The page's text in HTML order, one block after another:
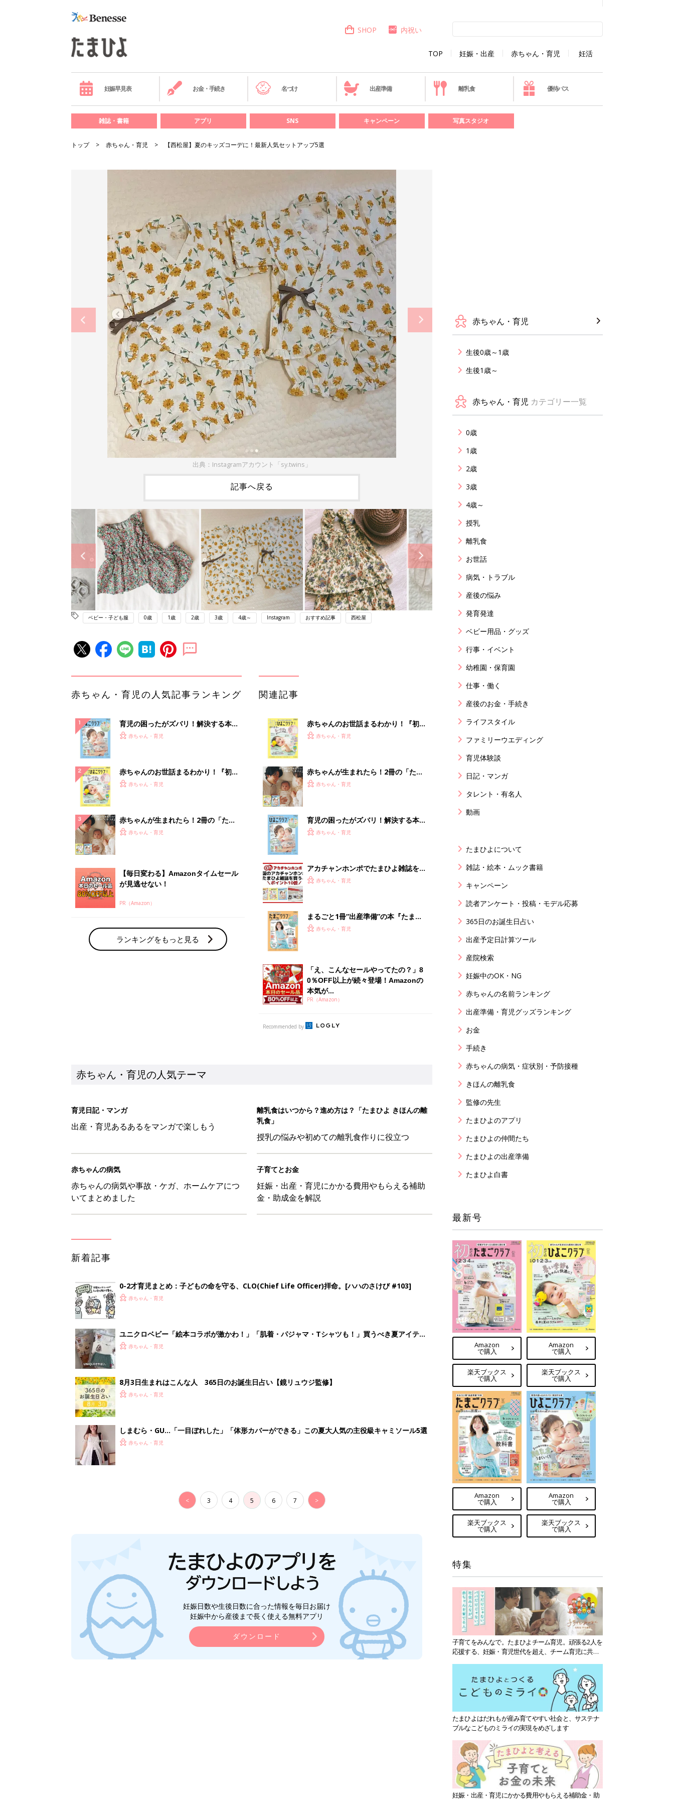
TOP 妊娠・出産 赤ちゃん・育児 妊活
SHOP 内祝い
妊娠早見表 お金・手続き 名づけ 出産準備 離乳食 優待パス
雑誌・書籍 アプリ SNS キャンペーン 写真スタジオ
トップ 赤ちゃん・育児 【西松屋】夏のキッズコーデに！最新人気セットアップ5選
出典：Instagramアカウント「sy.twins」
記事へ戻る
ベビー・子ども服 0歳 1歳 2歳 3歳 4歳～ Instagram おすすめ記事 西松屋
赤ちゃん・育児の人気記事ランキング
育児の困ったがズバリ！解決する本
『ひよこクラブ 夏号』 4カ月～2才
赤ちゃん・育児
赤ちゃんのお世話まるわかり！『初め
てのひよこクラブ 夏号』〈巻頭大特
赤ちゃん・育児
赤ちゃんが生まれたら！2冊の「たま
ひよ」
赤ちゃん・育児
【毎日変わる】Amazonタイムセール
が見逃せない！
PR（Amazon）
ランキングをもっと見る
関連記事
赤ちゃんのお世話まるわかり！『初め
てのひよこクラブ 夏号』〈巻頭大特
赤ちゃん・育児
赤ちゃんが生まれたら！2冊の「たま
ひよ」
赤ちゃん・育児
育児の困ったがズバリ！解決する本
『ひよこクラブ 夏号』 4カ月～2才
赤ちゃん・育児
アカチャンホンポでたまひよ雑誌を買
うとポイント10倍【期間限定】
赤ちゃん・育児
まるごと1冊“出産準備”の本『たまご
クラブ 夏号』〈スペシャル大特集〉
赤ちゃん・育児
「え、こんなセールやってたの？」8
0％OFF以上が続々登場！Amazonの
本気が...
PR（Amazon）
Recommended by
赤ちゃん・育児の人気テーマ
育児日記・マンガ
出産・育児あるあるをマンガで楽しもう
離乳食はいつから？進め方は？「たまひよ きほんの離
乳食」
授乳の悩みや初めての離乳食作りに役立つ
赤ちゃんの病気
赤ちゃんの病気や事故・ケガ、ホームケアにつ
いてまとめました
子育てとお金
妊娠・出産・育児にかかる費用やもらえる補助
金・助成金を解説
新着記事
0-2才育児まとめ：子どもの命を守る、CLO(Chief Life Officer)拝命。[ハハのさけび #103]
赤ちゃん・育児
ユニクロベビー「絵本コラボが激かわ！」「肌着・パジャマ・Tシャツも！」買うべき夏アイテム
5選赤ちゃん・育児
8月3日生まれはこんな人 365日のお誕生日占い【鏡リュウジ監修】
赤ちゃん・育児
しまむら・GU…「一目ぼれした」「体形カバーができる」この夏大人気の主役級キャミソール5選
赤ちゃん・育児
< 3 4 5 6 7 >
妊娠日数や生後日数に合った情報を毎日お届け
妊娠中から産後まで長く使える無料アプリ
ダウンロード
赤ちゃん・育児
生後0歳～1歳
生後1歳～
赤ちゃん・育児 カテゴリー一覧
0歳
1歳
2歳
3歳
4歳～
授乳
離乳食
お世話
病気・トラブル
産後の悩み
発育発達
ベビー用品・グッズ
行事・イベント
幼稚園・保育園
仕事・働く
産後のお金・手続き
ライフスタイル
ファミリーウエディング
育児体験談
日記・マンガ
タレント・有名人
動画
たまひよについて
雑誌・絵本・ムック書籍
キャンペーン
読者アンケート・投稿・モデル応募
365日のお誕生日占い
出産予定日計算ツール
産院検索
妊娠中のOK・NG
赤ちゃんの名前ランキング
出産準備・育児グッズランキング
お金
手続き
赤ちゃんの病気・症状別・予防接種
きほんの離乳食
監修の先生
たまひよのアプリ
たまひよの仲間たち
たまひよの出産準備
たまひよ白書
最新号
Amazon
で購入
楽天ブックス
で購入
Amazon
で購入
楽天ブックス
で購入
Amazon
で購入
楽天ブックス
で購入
Amazon
で購入
楽天ブックス
で購入
特集
子育てをみんなで。たまひよチーム育児。頑張る2人を
応援する、妊娠・育児世代を超え、チーム育児に共感
たまひよはだれもが産み育てやすい社会と、サステナ
ブルなこどものミライの実現をめざします
妊娠・出産・育児にかかる費用やもらえる補助金・助